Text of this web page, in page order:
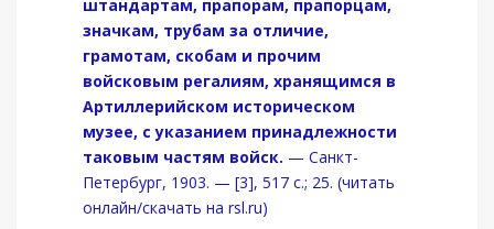
штандартам, прапорам, прапорцам,
значкам, трубам за отличие,
грамотам, скобам и прочим
войсковым регалиям, хранящимся в
Артиллерийском историческом
музее, с указанием принадлежности
таковым частям войск. — Санкт-
Петербург, 1903. — [3], 517 с.; 25. (читать
онлайн/скачать на rsl.ru)